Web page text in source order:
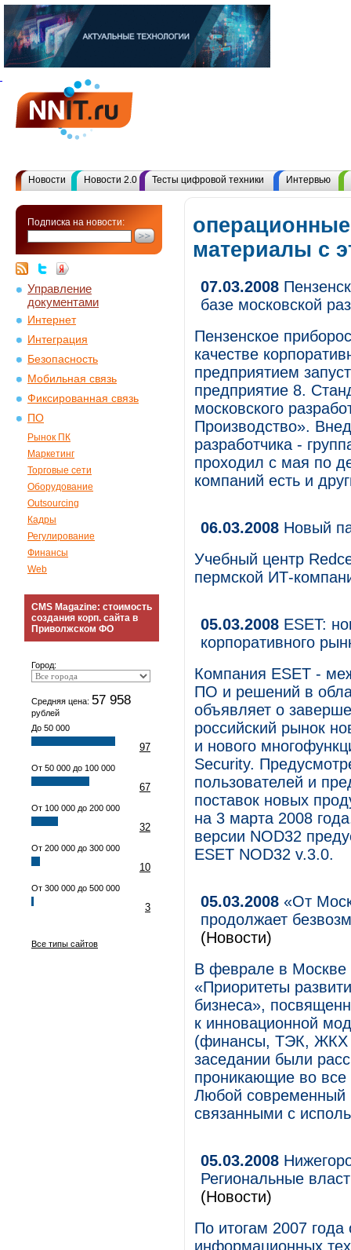
Новости Новости 2.0 Тесты цифровой техники Интервью
Подписка на новости:
Управление
документами
Интернет
Интеграция
Безопасность
Мобильная связь
Фиксированная связь
ПО
Рынок ПК
Маркетинг
Торговые сети
Оборудование
Outsourcing
Кадры
Регулирование
Финансы
Web
CMS Magazine: стоимость
создания корп. сайта в
Приволжском ФО
Город:
Средняя цена: 57 958
рублей
До 50 000
97
От 50 000 до 100 000
67
От 100 000 до 200 000
32
От 200 000 до 300 000
10
От 300 000 до 500 000
3
Все типы сайтов
материалы с
07.03.2008
базе московской
Пензенское
качестве
предприятием
предприятие 8.
московского
Производство».
разработчика -
проходил с мая по
компаний есть и
06.03.2008 Новый
Учебный центр
пермской ИТ-
05.03.2008 ESET:
корпоративного
Компания ESET -
ПО и решений в
объявляет о
российский рынок
и нового
Security.
пользователей и
поставок новых
на 3 марта 2008
версии NOD32
ESET NOD32 v.3.0.
05.03.2008 «От
продолжает
(Новости)
В феврале в Москве
«Приоритеты
бизнеса»,
к инновационной
(финансы, ТЭК, ЖКХ
заседании были
проникающие во
Любой современный
связанными с
05.03.2008
Региональные
(Новости)
По итогам 2007 года
информационных